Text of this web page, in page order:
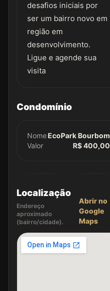
desafios iniciais por
ser um bairro novo em
região em
desenvolvimento.
Ligue e agende sua
visita
Condomínio
NomeEcoPark Bourbom
Valor
R$ 400,00
Localização
Endereço
aproximado
(bairro/cidade).
Abrir no
Google
Maps